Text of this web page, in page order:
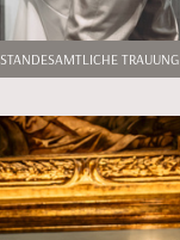
STANDESAMTLICHE TRAUUNG